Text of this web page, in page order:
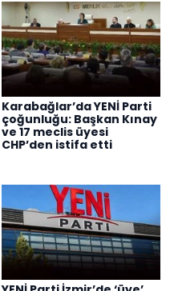
Karabağlar’da YENİ Parti
çoğunluğu: Başkan Kınay
ve 17 meclis üyesi
CHP’den istifa etti